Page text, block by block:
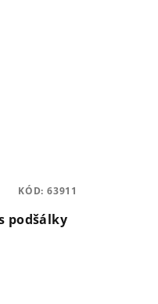
podšálky
KÓD: 63911